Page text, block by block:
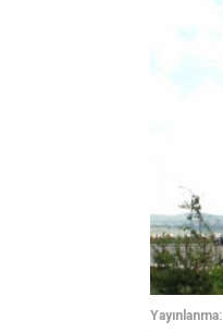
Yayınlanma: